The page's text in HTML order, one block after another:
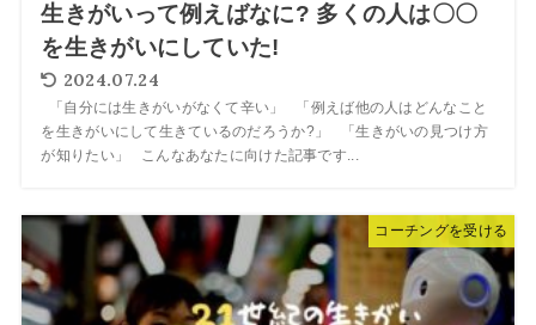
生きがいって例えばなに? 多くの人は〇〇
を生きがいにしていた!
2024.07.24
「自分には生きがいがなくて辛い」 「例えば他の人はどんなこと
を生きがいにして生きているのだろうか?」 「生きがいの見つけ方
が知りたい」 こんなあなたに向けた記事です...
コーチングを受ける